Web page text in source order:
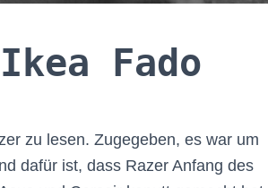
Fado
zu lesen. Zugegeben, es war um
dafür ist, dass Razer Anfang des